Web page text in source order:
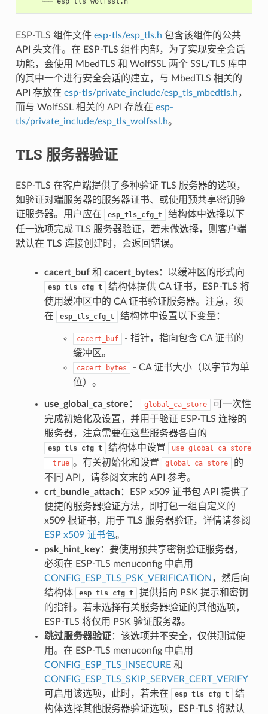
ESP-TLS 组件文件 esp-tls/esp_tls.h 包含该组件的公共
API 头文件。在 ESP-TLS 组件内部，为了实现安全会话
功能，会使用 MbedTLS 和 WolfSSL 两个 SSL/TLS 库中
的其中一个进行安全会话的建立，与 MbedTLS 相关的
API 存放在 esp-tls/private_include/esp_tls_mbedtls.h，
而与 WolfSSL 相关的 API 存放在 esp-
tls/private_include/esp_tls_wolfssl.h。
TLS 服务器验证
ESP-TLS 在客户端提供了多种验证 TLS 服务器的选项，
如验证对端服务器的服务器证书、或使用预共享密钥验
证服务器。用户应在
esp_tls_cfg_t
结构体中选择以下
任一选项完成 TLS 服务器验证，若未做选择，则客户端
默认在 TLS 连接创建时，会返回错误。
cacert_buf和 cacert_bytes：以缓冲区的形式向
esp_tls_cfg_t
结构体提供 CA 证书，ESP-TLS 将
使用缓冲区中的 CA 证书验证服务器。注意，须
在
esp_tls_cfg_t 结构体中设置以下变量：
cacert_buf
- 指针，指向包含 CA 证书的
缓冲区。
cacert_bytes
- CA 证书大小（以字节为单
位）。
use_global_ca_store ： global_ca_store
可一次性
完成初始化及设置，并用于验证 ESP-TLS 连接的
服务器，注意需要在这些服务器各自的
esp_tls_cfg_t 结构体中设置
use_global_ca_store
= true 。有关初始化和设置 global_ca_store
的
不同 API，请参阅文末的 API 参考。
crt_bundle_attach：ESP x509 证书包 API 提供了
便捷的服务器验证方法，即打包一组自定义的
x509 根证书，用于 TLS 服务器验证，详情请参阅
ESP x509 证书包。
psk_hint_key：要使用预共享密钥验证服务器，
必须在 ESP-TLS menuconfig 中启用
CONFIG_ESP_TLS_PSK_VERIFICATION ，然后向
结构体
esp_tls_cfg_t
提供指向 PSK 提示和密钥
的指针。若未选择有关服务器验证的其他选项，
ESP-TLS 将仅用 PSK 验证服务器。
跳过服务器验证：该选项并不安全，仅供测试使
用。在 ESP-TLS menuconfig 中启用
CONFIG_ESP_TLS_INSECURE和
CONFIG_ESP_TLS_SKIP_SERVER_CERT_VERIFY
可启用该选项，此时，若未在
esp_tls_cfg_t
结
构体选择其他服务器验证选项，ESP-TLS 将默认